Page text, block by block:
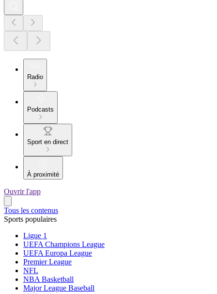
Radio
Podcasts
Sport en direct
À proximité
Ouvrir l'app
Tous les contenus
Sports populaires
Ligue 1
UEFA Champions League
UEFA Europa League
Premier League
NFL
NBA Basketball
Major League Baseball